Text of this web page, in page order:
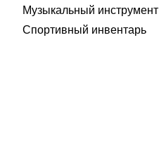
Музыкальный инструмент
Спортивный инвентарь